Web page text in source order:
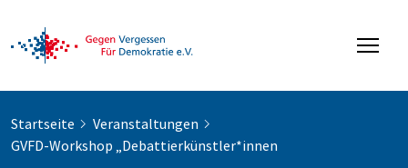
Startseite
Veranstaltungen
GVFD-Workshop „Debattierkünstler*innen